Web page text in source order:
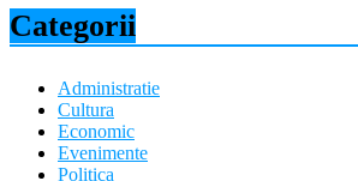
Categorii
Administratie
Cultura
Economic
Evenimente
Politica